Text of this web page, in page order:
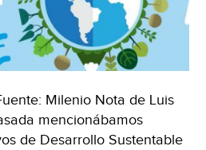
Milenio Nota de Luis
mencionábamos
de Desarrollo Sustentable